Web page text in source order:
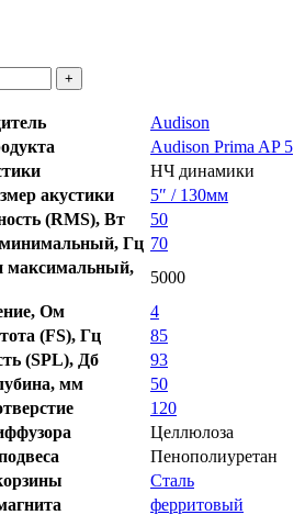
Audison
Audison Prima AP 5
НЧ динамики
акустики
5″ / 130мм
(RMS), Вт
50
Гц 70
максимальный,
5000
Ом
4
(FS), Гц
85
(SPL), Дб
93
мм
50
120
Целлюлоза
Пенополиуретан
Сталь
ферритовый